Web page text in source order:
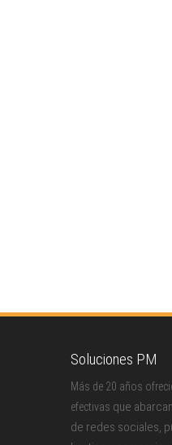
Soluciones PM
Más de 20 años
efectivas que
de redes sociales,